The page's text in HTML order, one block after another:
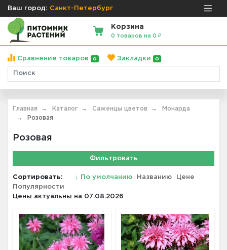
Ваш город: Санкт-Петербург
Корзина
0 товаров на 0 ₽
Сравнение товаров 0 Закладки 0
Главная Каталог Саженцы цветов
Монарда
Розовая
Розовая
Фильтровать
Сортировать: ↓ По умолчанию Названию
Цене
Популярности
Цены актуальны на 07.08.2026